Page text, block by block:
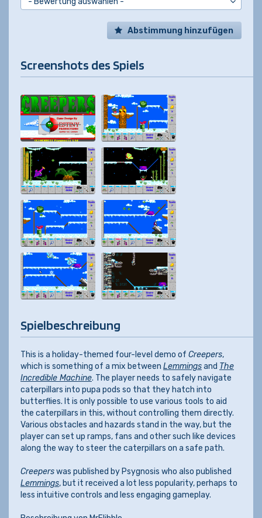
Abstimmung hinzufügen
Screenshots des Spiels
Spielbeschreibung
This is a holiday-themed four-level demo of Creepers,
which is something of a mix between Lemmingsand The
Incredible Machine. The player needs to safely navigate
caterpillars into pupa pods so that they hatch into
butterflies. It is only possible to use various tools to aid
the caterpillars in this, without controlling them directly.
Various obstacles and hazards stand in the way, but the
player can set up ramps, fans and other such like devices
along the way to steer the caterpillars on a safe path.
Creeperswas published by Psygnosis who also published
Lemmings, but it received a lot less popularity, perhaps to
less intuitive controls and less engaging gameplay.